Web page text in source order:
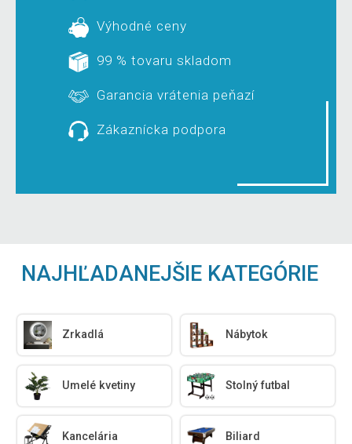
Výhodné ceny
99 % tovaru skladom
Garancia vrátenia peňazí
Zákaznícka podpora
NAJHĽADANEJŠIE KATEGÓRIE
Zrkadlá Nábytok
Umelé kvetiny Stolný futbal
Kancelária Biliard